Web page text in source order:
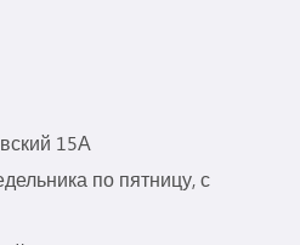
15А
по пятницу, с